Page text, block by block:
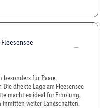
besonders für Paare,
direkte Lage am Fleesensee
macht es ideal für Erholung,
inmitten weiter Landschaften.